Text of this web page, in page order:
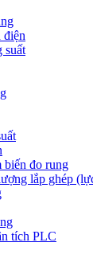
điện
suất
biến đo rung
lắp ghép
tích PLC